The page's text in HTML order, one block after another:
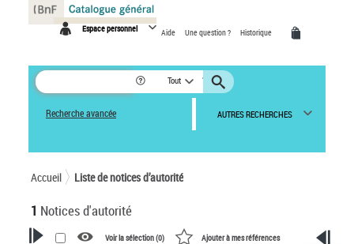
Espace personnel Aide Une question ? Historique
Tout
Recherche avancée AUTRES RECHERCHES
Accueil Liste de notices d’autorité
1 Notices d'autorité
Voir la sélection (0) Ajouter à mes références
Panneau de gestion des cookies